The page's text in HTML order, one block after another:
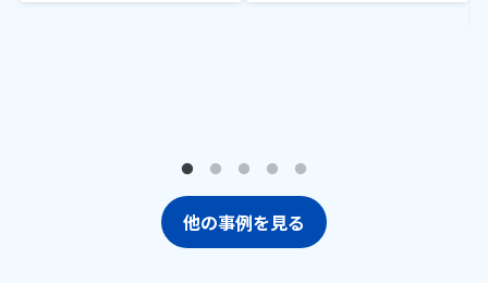
他の事例を見る